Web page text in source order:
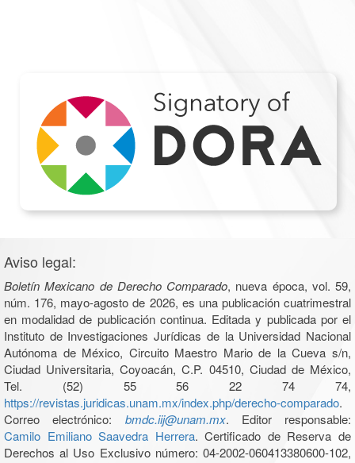
Aviso legal:
Boletín Mexicano de Derecho Comparado, nueva época, vol. 59,
núm. 176, mayo-agosto de 2026, es una publicación cuatrimestral
en modalidad de publicación continua. Editada y publicada por el
Instituto de Investigaciones Jurídicas de la Universidad Nacional
Autónoma de México, Circuito Maestro Mario de la Cueva s/n,
Ciudad Universitaria, Coyoacán, C.P. 04510, Ciudad de México,
Tel. (52) 55 56 22 74 74,
https://revistas.juridicas.unam.mx/index.php/derecho-comparado.
Correo electrónico: bmdc.iij@unam.mx. Editor responsable:
Camilo Emiliano Saavedra Herrera. Certificado de Reserva de
Derechos al Uso Exclusivo número: 04-2002-060413380600-102,